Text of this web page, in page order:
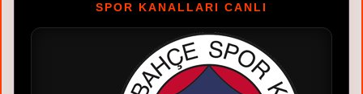
SPOR KANALLARI CANLI